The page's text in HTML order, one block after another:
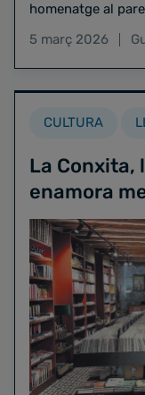
homenatge al
5 març 2026
CULTURA
La Conxita,
enamora